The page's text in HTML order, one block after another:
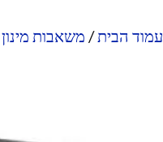
עמוד הבית/ משאבות מינון